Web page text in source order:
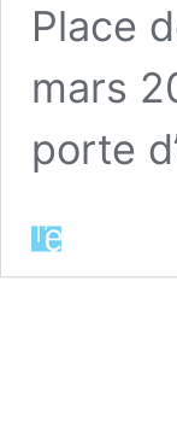
Place
mars
porte